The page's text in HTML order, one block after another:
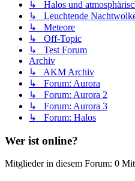
↳ Halos und
↳ Leuchtende
↳ Meteore
↳ Off-Topic
↳ Test Forum
Archiv
↳ AKM Archiv
↳ Forum: Aurora
↳ Forum: Aurora 2
↳ Forum: Aurora 3
↳ Forum: Halos
Wer ist online?
Mitglieder in diesem Forum: 0